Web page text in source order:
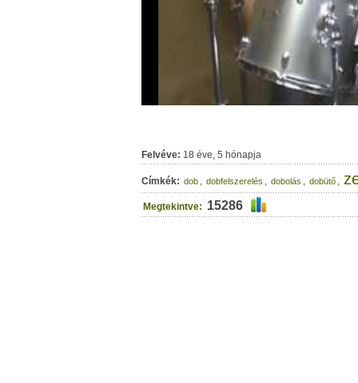
Felvéve: 18 éve, 5 hónapja
Címkék: dob , dobfelszerelés , dobolás , dobütő ,
Megtekintve: 15286